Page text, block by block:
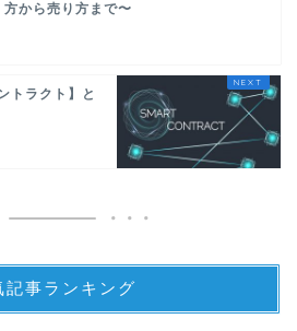
方から売り方まで〜
トラクト】と
記事ランキング